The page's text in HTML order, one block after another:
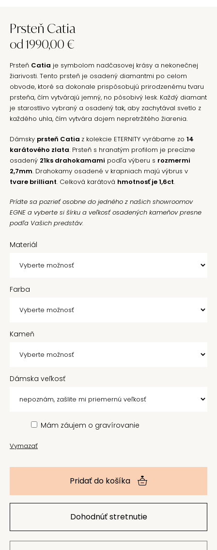
Prsteň Catia
od 1990,00 €
Prsteň Catia je symbolom nadčasovej krásy a nekonečnej
žiarivosti. Tento prsteň je osadený diamantmi po celom
obvode, ktoré sa dokonale prispôsobujú prirodzenému tvaru
prsteňa, čím vytvárajú jemný, no pôsobivý lesk. Každý diamant
je starostlivo vybraný a osadený tak, aby zachytával svetlo z
každého uhla, čím vytvára dojem nepretržitého žiarenia.
Dámsky prsteň Catia z kolekcie ETERNITY vyrábame zo 14
karátového zlata. Prsteň s hranatým profilom je precízne
osadený 21ks drahokamami podľa výberu s rozmermi
2,7mm. Drahokamy osadené v krapniach majú výbrus v
tvare brilliant. Celková karátová hmotnosť je 1,6ct.
Prídte sa pozrieť osobne do jedného z našich showroomov
EGNE a vyberte si šírku a veľkosť osadených kameňov presne
podľa Vašich predstáv.
Materiál
Farba
Kameň
Dámska veľkosť
Mám záujem o gravírovanie
Vymazať
Pridať do košíka
Dohodnúť stretnutie